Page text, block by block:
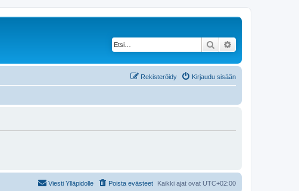
Etsi
Kirjaudu sisään
Rekisteröidy
Kaikki ajat ovat UTC+02:00
Poista evästeet
Viesti Ylläpidolle